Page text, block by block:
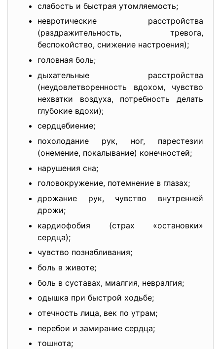
слабость и быстрая утомляемость;
невротические расстройства
(раздражительность, тревога,
беспокойство, снижение настроения);
головная боль;
дыхательные расстройства
(неудовлетворенность вдохом, чувство
нехватки воздуха, потребность делать
глубокие вдохи);
сердцебиение;
похолодание рук, ног, парестезии
(онемение, покалывание) конечностей;
нарушения сна;
головокружение, потемнение в глазах;
дрожание рук, чувство внутренней
дрожи;
кардиофобия (страх «остановки»
сердца);
чувство познабливания;
боль в животе;
боль в суставах, миалгия, невралгия;
одышка при быстрой ходьбе;
отечность лица, век по утрам;
перебои и замирание сердца;
тошнота;